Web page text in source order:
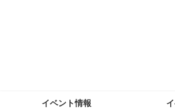
イベント情報